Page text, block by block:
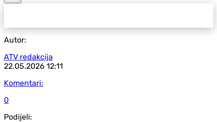
Autor:
ATV redakcija
22.05.2026 12:11
Komentari:
0
Podijeli: